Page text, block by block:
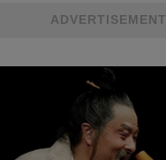
ADVERTISEMENT